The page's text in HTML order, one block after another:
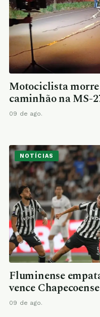
Motociclista
caminhão na MS-
09 de ago.
NOTÍCIAS
Fluminense
vence Chapecoense
09 de ago.